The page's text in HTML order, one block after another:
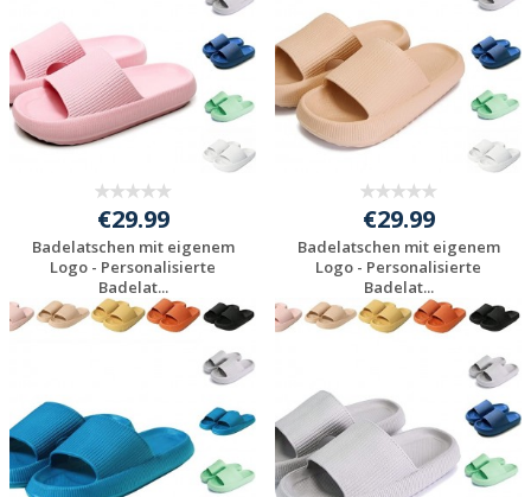
€29.99
Badelatschen mit eigenem
Logo - Personalisierte
Badelat...
Preis unverbindlich
€29.99
Badelatschen mit eigenem
Logo - Personalisierte
Badelat...
Preis unverbindlich